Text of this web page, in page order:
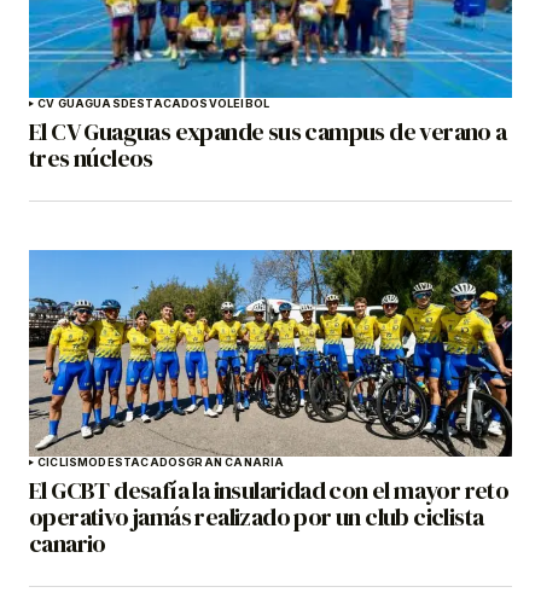
CV GUAGUASDESTACADOSVOLEIBOL
El CV Guaguas expande sus campus de verano a
tres núcleos
CICLISMODESTACADOSGRAN CANARIA
El GCBT desafía la insularidad con el mayor reto
operativo jamás realizado por un club ciclista
canario